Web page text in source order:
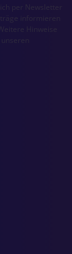
per Newsletter
informieren
Hinweise